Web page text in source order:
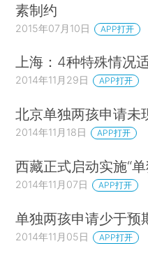
素制约
2015年07月10日 APP打开
上海：4种特殊情况
2014年11月29日 APP打开
北京单独两孩申请未
2014年11月18日 APP打开
西藏正式启动实施“
2014年11月07日 APP打开
单独两孩申请少于预
2014年11月05日 APP打开